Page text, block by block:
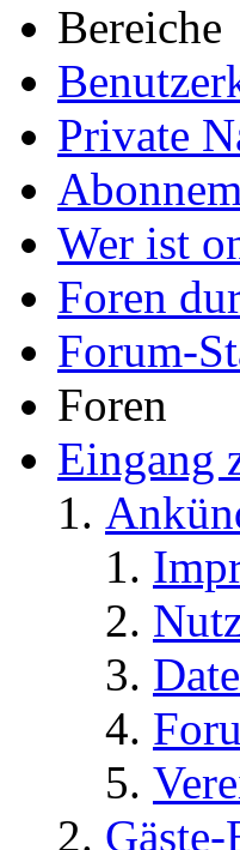
Bereiche
Private
Wer ist
Foren
Forum-
Foren
Eingang